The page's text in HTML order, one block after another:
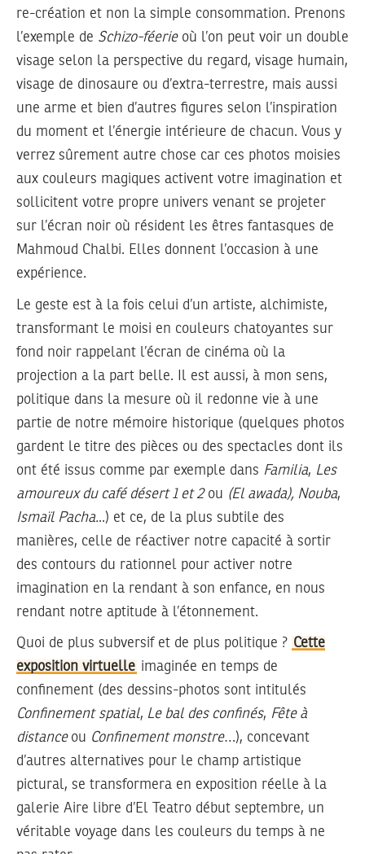
re-création et non la simple consommation. Prenons
l’exemple de Schizo-féerieoù l’on peut voir un double
visage selon la perspective du regard, visage humain,
visage de dinosaure ou d’extra-terrestre, mais aussi
une arme et bien d’autres figures selon l’inspiration
du moment et l’énergie intérieure de chacun. Vous y
verrez sûrement autre chose car ces photos moisies
aux couleurs magiques activent votre imagination et
sollicitent votre propre univers venant se projeter
sur l’écran noir où résident les êtres fantasques de
Mahmoud Chalbi. Elles donnent l’occasion à une
expérience.
Le geste est à la fois celui d’un artiste, alchimiste,
transformant le moisi en couleurs chatoyantes sur
fond noir rappelant l’écran de cinéma où la
projection a la part belle. Il est aussi, à mon sens,
politique dans la mesure où il redonne vie à une
partie de notre mémoire historique (quelques photos
gardent le titre des pièces ou des spectacles dont ils
ont été issus comme par exemple dans Familia, Les
amoureux du café désert 1 et 2ou (El awada), Nouba,
Ismaïl Pacha...) et ce, de la plus subtile des
manières, celle de réactiver notre capacité à sortir
des contours du rationnel pour activer notre
imagination en la rendant à son enfance, en nous
rendant notre aptitude à l’étonnement.
Quoi de plus subversif et de plus politique ? Cette
exposition virtuelle imaginée en temps de
confinement (des dessins-photos sont intitulés
Confinement spatial, Le bal des confinés, Fête à
distance ou Confinement monstre…), concevant
d’autres alternatives pour le champ artistique
pictural, se transformera en exposition réelle à la
galerie Aire libre d’El Teatro début septembre, un
véritable voyage dans les couleurs du temps à ne